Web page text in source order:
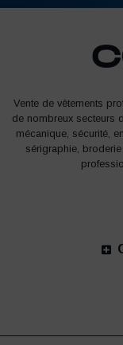
Vente de vêtements
de nombreux secteurs
mécanique, sécurité,
sérigraphie,